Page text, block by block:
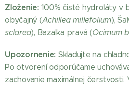
Zloženie: 100% čisté hydroláty v
obyčajný (Achillea millefolium),
sclarea), Bazalka pravá (Ocimum
Upozornenie: Skladujte na
Po otvorení odporúčame
zachovanie maximálnej čerstvosti.